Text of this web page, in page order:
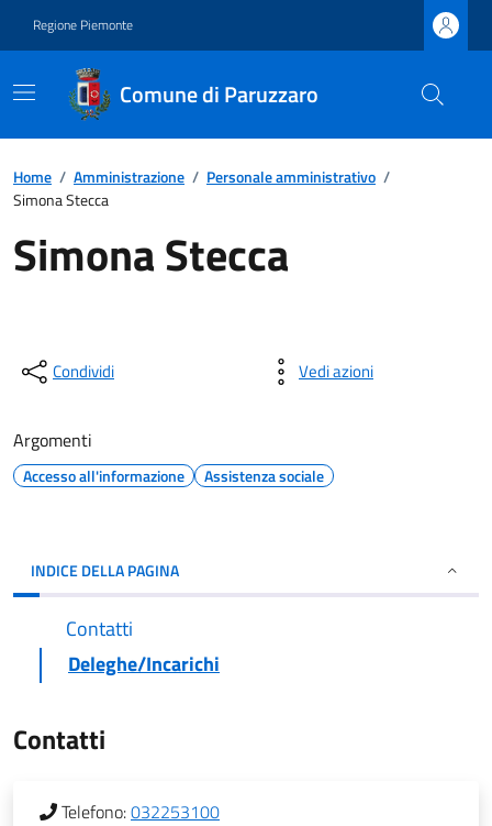
Regione Piemonte
Comune di Paruzzaro
Home / Amministrazione / Personale amministrativo /
Simona Stecca
Simona Stecca
Condividi Vedi azioni
Argomenti
Accesso all'informazione Assistenza sociale
INDICE DELLA PAGINA
Contatti
Deleghe/Incarichi
Contatti
Telefono:032253100